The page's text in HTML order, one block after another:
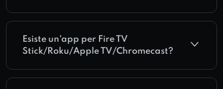
Esiste un'app per Fire TV
Stick/Roku/Apple TV/Chromecast?